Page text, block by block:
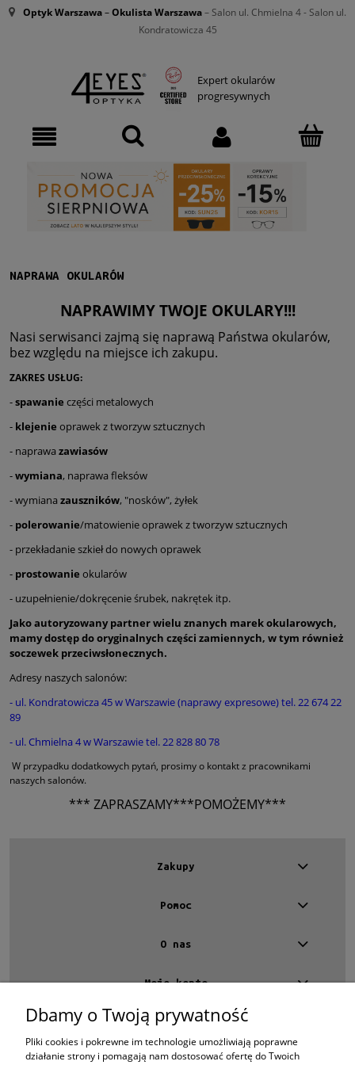
Optyk Warszawa–Okulista Warszawa– Salon ul. Chmielna 4 - Salon ul.
Kondratowicza 45
Expert okularów
progresywnych
NAPRAWA OKULARÓW
NAPRAWIMY TWOJE OKULARY!!!
Nasi serwisanci zajmą się naprawą Państwa okularów,
bez względu na miejsce ich zakupu.
ZAKRES USŁUG:
-spawanie części metalowych
- klejenie oprawek z tworzyw sztucznych
- naprawa zawiasów
-wymiana, naprawa fleksów
- wymiana zauszników, "nosków", żyłek
- polerowanie/matowienie oprawek z tworzyw sztucznych
- przekładanie szkieł do nowych oprawek
- prostowanie okularów
- uzupełnienie/dokręcenie śrubek, nakrętek itp.
Jako autoryzowany partner wielu znanych marek okularowych,
mamy dostęp do oryginalnych części zamiennych, w tym również
soczewek przeciwsłonecznych.
Adresy naszych salonów:
- ul. Kondratowicza 45 w Warszawie (naprawy expresowe) tel. 22 674 22
89
- ul. Chmielna 4 w Warszawie tel. 22 828 80 78
W przypadku dodatkowych pytań, prosimy o kontakt z pracownikami
naszych salonów.
*** ZAPRASZAMY***POMOŻEMY***
Zakupy
Pomoc
O nas
Moje konto
Kontakt
4 EYES OPTYKA -
optyk Warszawa
ul.Chmielna 4
Dbamy o Twoją prywatność
Pliki cookies i pokrewne im technologie umożliwiają poprawne
działanie strony i pomagają nam dostosować ofertę do Twoich